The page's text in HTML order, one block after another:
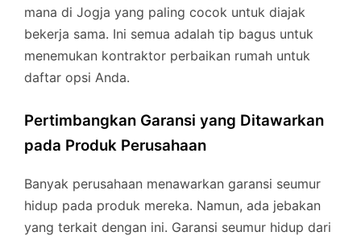
mana di Jogja yang paling cocok untuk diajak
bekerja sama. Ini semua adalah tip bagus untuk
menemukan kontraktor perbaikan rumah untuk
daftar opsi Anda.
Pertimbangkan Garansi yang Ditawarkan
pada Produk Perusahaan
Banyak perusahaan menawarkan garansi seumur
hidup pada produk mereka. Namun, ada jebakan
yang terkait dengan ini. Garansi seumur hidup dari